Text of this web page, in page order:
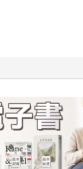
〉第二波